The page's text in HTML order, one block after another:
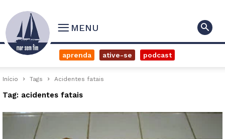
MENU
aprenda ative-se podcast
Início Tags Acidentes fatais
Tag: acidentes fatais